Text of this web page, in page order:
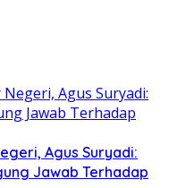
Agus Suryadi:
Jawab Terhadap